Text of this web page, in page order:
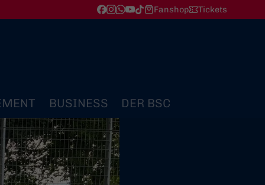
Fanshop Tickets
BUSINESS DER BSC